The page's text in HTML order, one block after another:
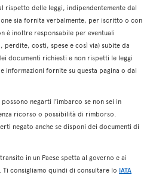
rispetto delle leggi, indipendentemente dal
sia fornita verbalmente, per iscritto o con
è inoltre responsabile per eventuali
perdite, costi, spese e così via) subite da
documenti richiesti e non rispetti le leggi
informazioni fornite su questa pagina o dal
negarti l'imbarco se non sei in
ricorso o possibilità di rimborso.
negato anche se disponi dei documenti di
in un Paese spetta al governo e ai
Ti consigliamo quindi di consultare lo IATA